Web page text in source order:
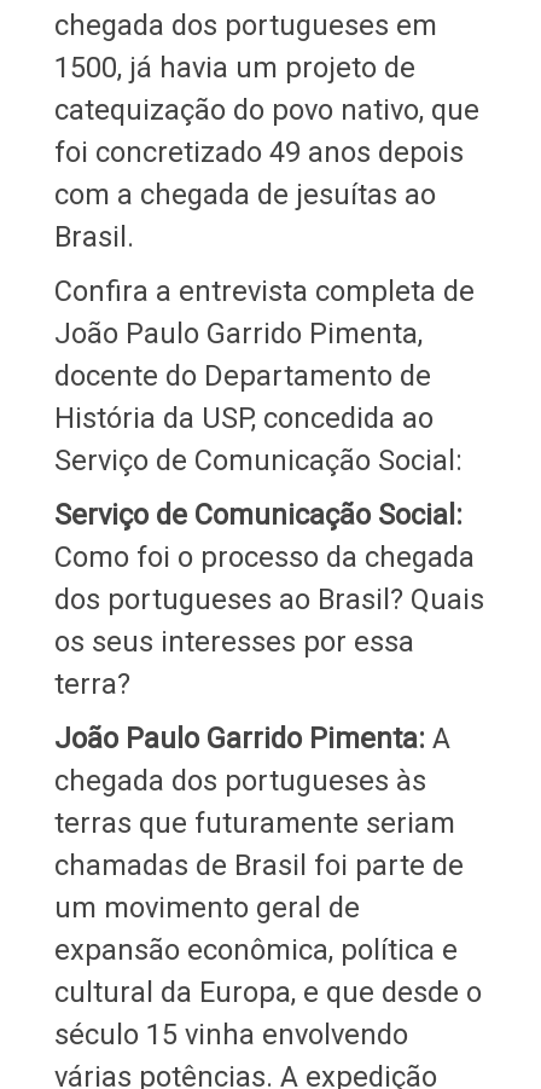
chegada dos portugueses em
1500, já havia um projeto de
catequização do povo nativo, que
foi concretizado 49 anos depois
com a chegada de jesuítas ao
Brasil.
Confira a entrevista completa de
João Paulo Garrido Pimenta,
docente do Departamento de
História da USP, concedida ao
Serviço de Comunicação Social:
Serviço de Comunicação Social:
Como foi o processo da chegada
dos portugueses ao Brasil? Quais
os seus interesses por essa
terra?
João Paulo Garrido Pimenta: A
chegada dos portugueses às
terras que futuramente seriam
chamadas de Brasil foi parte de
um movimento geral de
expansão econômica, política e
cultural da Europa, e que desde o
século 15 vinha envolvendo
várias potências. A expedição